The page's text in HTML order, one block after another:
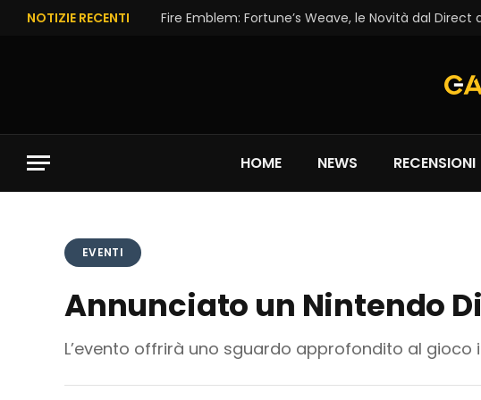
NOTIZIE RECENTI Fire Emblem: Fortune’s Weave, le Novità dal Direct
HOME NEWS RECENSIONI
EVENTI
Annunciato un Nintendo
L’evento offrirà uno sguardo approfondito al gioco